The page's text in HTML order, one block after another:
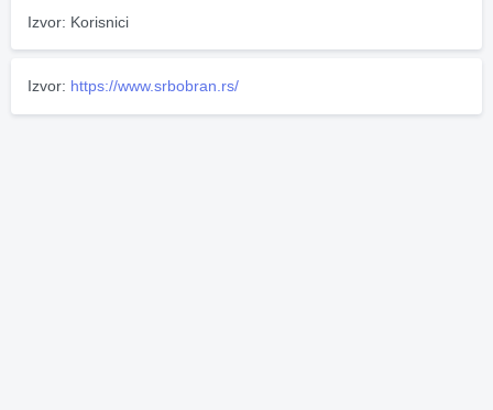
Izvor: Korisnici
Izvor: https://www.srbobran.rs/